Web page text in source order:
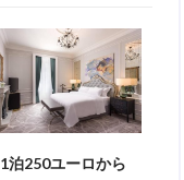
1泊250ユーロから